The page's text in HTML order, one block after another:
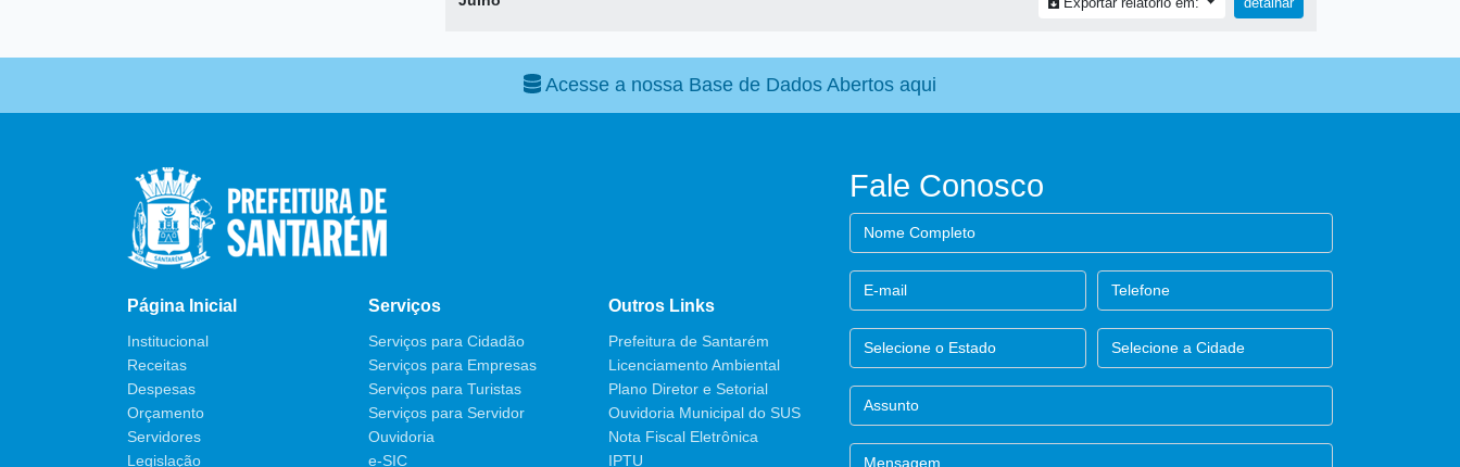
Acesse a nossa Base de Dados Abertos aqui
Página Inicial
Institucional
Receitas
Despesas
Orçamento
Servidores
Legislação
Serviços
Serviços para Cidadão
Serviços para Empresas
Serviços para Turistas
Serviços para Servidor
Ouvidoria
e-SIC
Outros Links
Prefeitura de Santarém
Licenciamento Ambiental
Plano Diretor e Setorial
Ouvidoria Municipal do SUS
Nota Fiscal Eletrônica
IPTU
Fale Conosco